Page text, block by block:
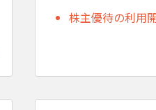
株主優待の利用